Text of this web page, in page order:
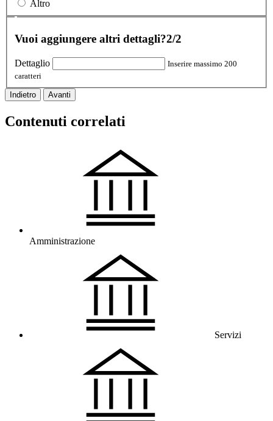
Altro
Vuoi aggiungere altri dettagli?2/2
Dettaglio
Inserire massimo 200
caratteri
Indietro Avanti
Contenuti correlati
Amministrazione
Servizi